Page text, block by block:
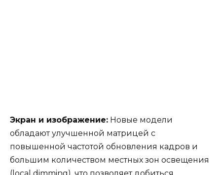
Экран и изображение: Новые модели
обладают улучшенной матрицей с
повышенной частотой обновления кадров и
большим количеством местных зон освещения